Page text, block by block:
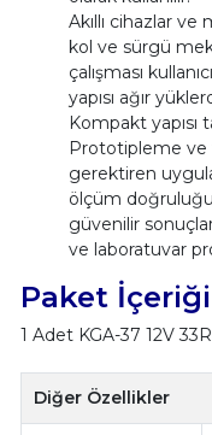
Akıllı cihazlar
kol ve sürgü
çalışması
yapısı ağır
Kompakt yapısı
Prototipleme ve
gerektiren
ölçüm
güvenilir
ve laboratuvar
Paket İçeriği
1 Adet KGA-37 12V
Diğer Özellikler